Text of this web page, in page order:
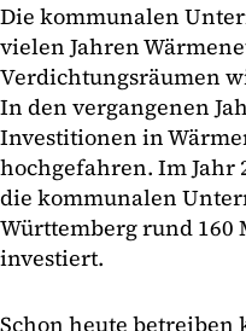
Die kommunalen
vielen Jahren
Verdichtungsräumen
In den vergangenen
Investitionen in
hochgefahren. Im Jahr
die kommunalen
Württemberg rund 160
investiert.
Schon heute